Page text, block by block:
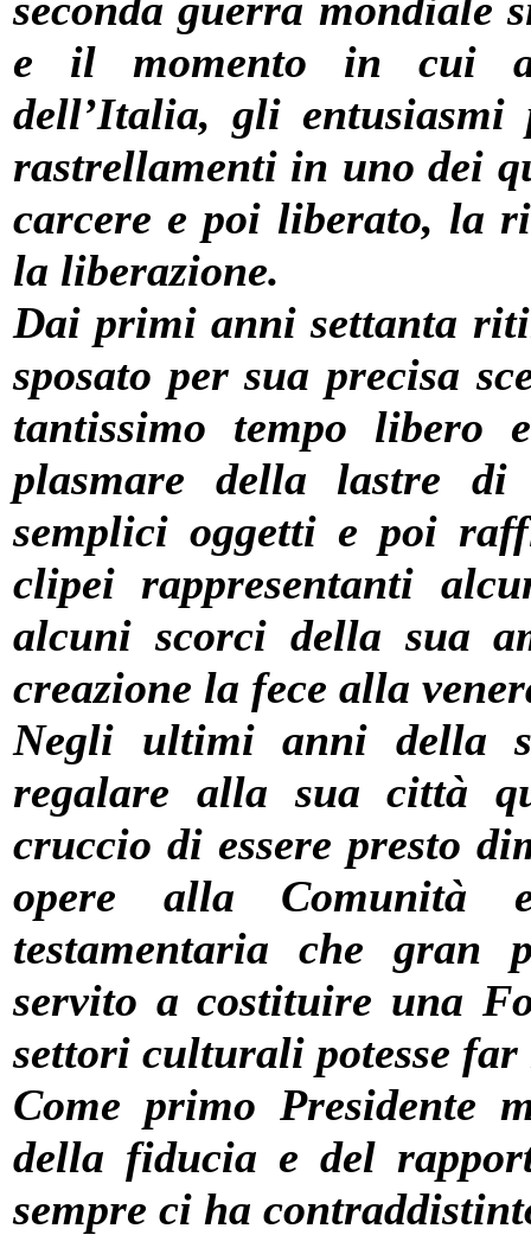
e il momento in cui
dell’Italia, gli
rastrellamenti in uno dei
carcere e poi liberato, la
la liberazione.
Dai primi anni settanta
sposato per sua precisa
tantissimo tempo
plasmare della lastre
semplici oggetti e poi
clipei rappresentanti
alcuni scorci della sua
creazione la fece alla
Negli ultimi anni della
regalare alla sua città
cruccio di essere presto
opere alla Comunità
testamentaria che gran
servito a costituire una
settori culturali potesse
Come primo Presidente
della fiducia e del
sempre ci ha